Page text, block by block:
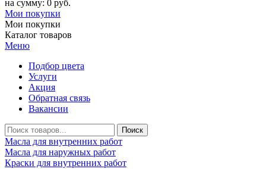
на сумму: 0 руб.
Мои покупки
Мои покупки
Каталог товаров
Меню
Подбор цвета
Услуги
Акция
Обратная связь
Вакансии
Масла для внутренних работ
Масла для наружных работ
Краски для внутренних работ